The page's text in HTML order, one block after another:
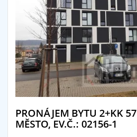
PRONÁJEM BYTU 2+KK 57
MĚSTO, EV.Č.: 02156-1